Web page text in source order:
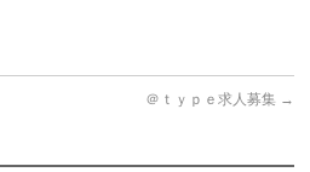
＠ｔｙｐｅ求人募集 →